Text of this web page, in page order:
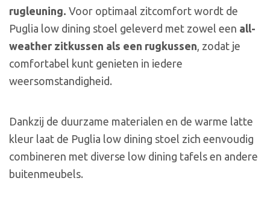
rugleuning. Voor optimaal zitcomfort wordt de
Puglia low dining stoel geleverd met zowel een all-
weather zitkussen als een rugkussen , zodat je
comfortabel kunt genieten in iedere
weersomstandigheid.
Dankzij de duurzame materialen en de warme latte
kleur laat de Puglia low dining stoel zich eenvoudig
combineren met diverse low dining tafels en andere
buitenmeubels.